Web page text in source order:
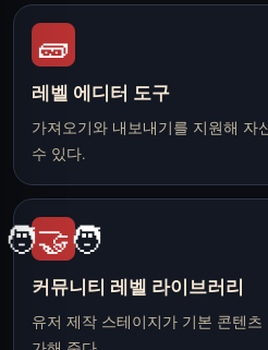
🧱
레벨 에디터 도구
가져오기와 내보내기를 지원해 자
수 있다.
🧑‍🤝‍🧑
커뮤니티 레벨 라이브러리
유저 제작 스테이지가 기본 콘텐